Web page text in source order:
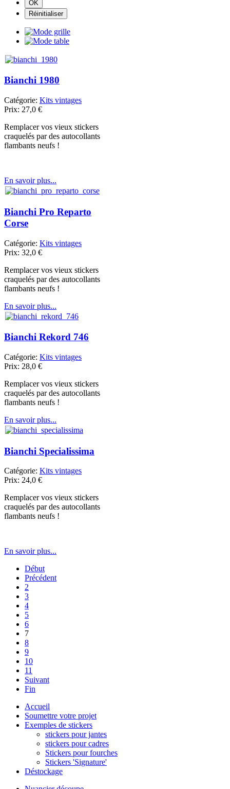
Bianchi 1980
Catégorie: Kits vintages
Prix: 27,0 €
Remplacer vos vieux stickers
craquelés par des autocollants
flambants neufs !
En savoir plus...
Bianchi Pro Reparto
Corse
Catégorie: Kits vintages
Prix: 32,0 €
Remplacer vos vieux stickers
craquelés par des autocollants
flambants neufs !
En savoir plus...
Bianchi Rekord 746
Catégorie: Kits vintages
Prix: 28,0 €
Remplacer vos vieux stickers
craquelés par des autocollants
flambants neufs !
En savoir plus...
Bianchi Specialissima
Catégorie: Kits vintages
Prix: 24,0 €
Remplacer vos vieux stickers
craquelés par des autocollants
flambants neufs !
En savoir plus...
Début
Précédent
2
3
4
5
6
7
8
9
10
11
Suivant
Fin
Accueil
Soumettre votre projet
Exemples de stickers
stickers pour jantes
stickers pour cadres
Stickers pour fourches
Stickers 'Signature'
Déstockage